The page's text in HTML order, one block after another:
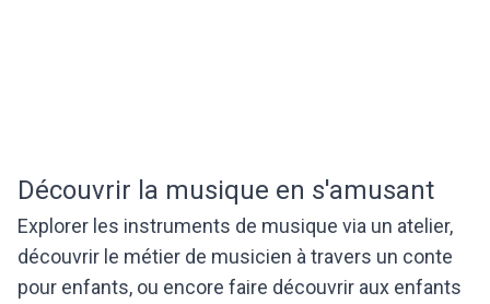
Découvrir la musique en s'amusant
Explorer les instruments de musique via un atelier,
découvrir le métier de musicien à travers un conte
pour enfants, ou encore faire découvrir aux enfants